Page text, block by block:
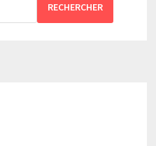
RECHERCHER